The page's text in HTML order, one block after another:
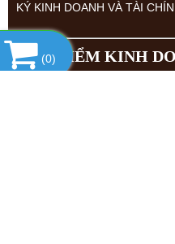
KÝ KINH DOANH VÀ TÀI
ĐỊA ĐIỂM KINH
(0)